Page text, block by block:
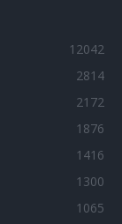
12042
2814
2172
1876
1416
1300
1065